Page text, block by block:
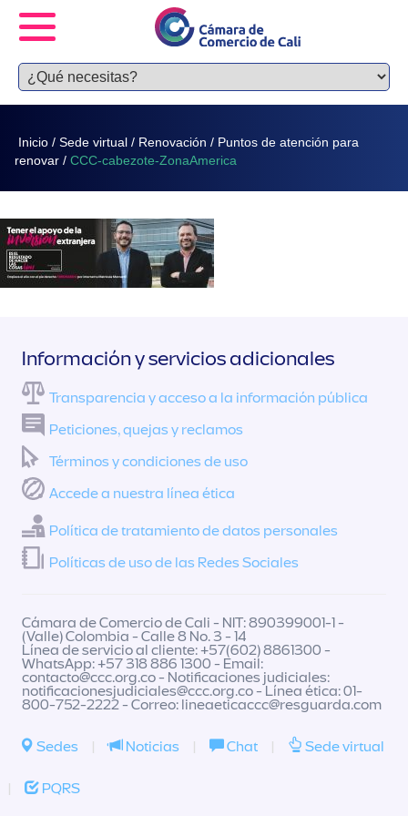
Inicio / Sede virtual / Renovación / Puntos de atención para
renovar / CCC-cabezote-ZonaAmerica
Información y servicios adicionales
Transparencia y acceso a la información pública
Peticiones, quejas y reclamos
Términos y condiciones de uso
Accede a nuestra línea ética
Política de tratamiento de datos personales
Políticas de uso de las Redes Sociales
Cámara de Comercio de Cali - NIT: 890399001-1 -
(Valle) Colombia - Calle 8 No. 3 - 14
Línea de servicio al cliente: +57(602) 8861300 -
WhatsApp: +57 318 886 1300 - Email:
contacto@ccc.org.co- Notificaciones judiciales:
notificacionesjudiciales@ccc.org.co- Línea ética: 01-
800-752-2222 - Correo: lineaeticaccc@resguarda.com
Sedes | Noticias | Chat | Sede virtual
| PQRS